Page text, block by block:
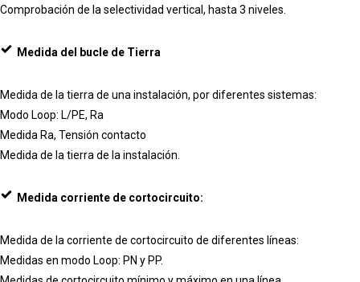
Comprobación de la selectividad vertical, hasta 3 niveles.
Medida del bucle de Tierra
Medida de la tierra de una instalación, por diferentes sistemas:
Modo Loop: L/PE, Ra
Medida Ra, Tensión contacto
Medida de la tierra de la instalación.
Medida corriente de cortocircuito:
Medida de la corriente de cortocircuito de diferentes líneas:
Medidas en modo Loop: PN y PP.